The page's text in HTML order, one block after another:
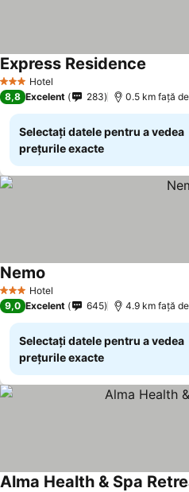
3 SteleHotel
Express Residence
8,8 Excelent 283 0.5 km faţă
Selectați datele pentru a vedea
prețurile exacte
3 SteleHotel
Nemo
9,0 Excelent 645 4.9 km faţă
Selectați datele pentru a vedea
prețurile exacte
Alma Health & Spa